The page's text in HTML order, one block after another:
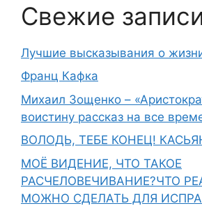
Свежие
Лучшие высказывания о
Франц Кафка
Михаил Зощенко –
воистину рассказ на все
ВОЛОДЬ, ТЕБЕ КОНЕЦ!
МОЁ ВИДЕНИЕ, ЧТО ТАКОЕ
РАСЧЕЛОВЕЧИВАНИЕ?ЧТО
МОЖНО СДЕЛАТЬ ДЛЯ